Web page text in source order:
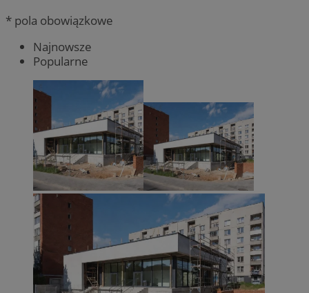
* pola obowiązkowe
Najnowsze
Popularne